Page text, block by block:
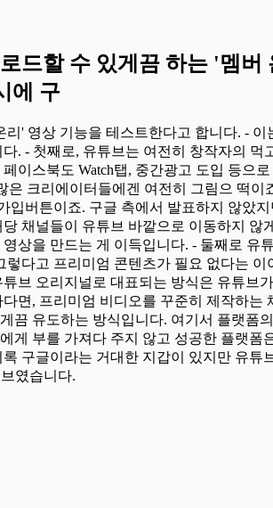
드할 수 있게끔 하는 '멤버
에 구
' 영상 기능을 테스트한다고 합니다. -
. - 첫째로, 유튜브는 여전히 창작자의
스북도 Watch탭, 중간광고 도입 등으
크리에이터들에겐 여전히 그림으 떡
버튼이죠. 구글 측에서 발표하지 않았
채널들이 유튜브 바깥으로 이동하지 않
을 만드는 게 이득입니다. - 둘째로 유
다고 프리미엄 콘텐츠가 필요 없다는
브 오리지널로 대표되는 방식은 유튜브
면, 프리미엄 비디오를 꾸준히 제작하
유도하는 방식입니다. 여기서 플랫폼
부를 가져다 주지 않고 성공한 플랫
구글이라는 거대한 지갑이 있지만 유튜
였습니다.